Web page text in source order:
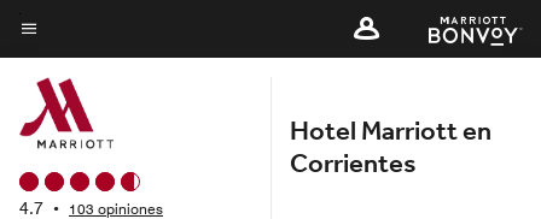
Skip
to
main
content
Texto del menú
4.7 • 103 opiniones
Hotel Marriott en
Corrientes